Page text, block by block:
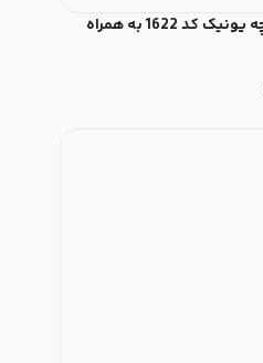
ست جا ادویه 8 پارچه یونیک کد 1622 به همراه